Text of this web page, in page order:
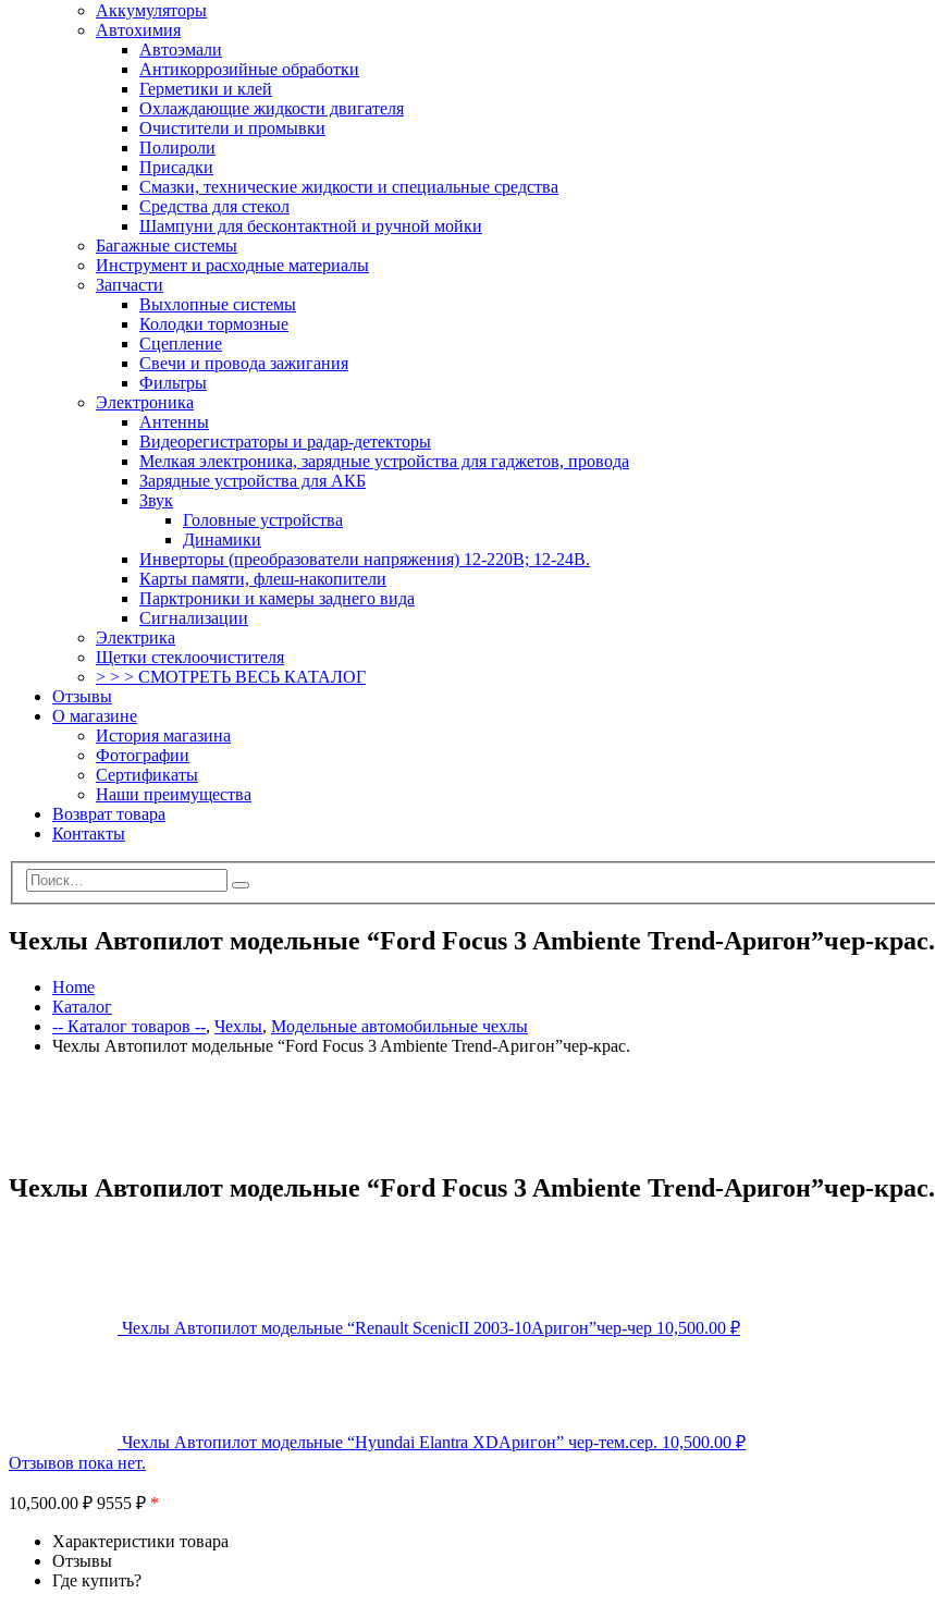
Аккумуляторы
Автохимия
Автоэмали
Антикоррозийные обработки
Герметики и клей
Охлаждающие жидкости двигателя
Очистители и промывки
Полироли
Присадки
Смазки, технические жидкости и специальные средства
Средства для стекол
Шампуни для бесконтактной и ручной мойки
Багажные системы
Инструмент и расходные материалы
Запчасти
Выхлопные системы
Колодки тормозные
Сцепление
Свечи и провода зажигания
Фильтры
Электроника
Антенны
Видеорегистраторы и радар-детекторы
Мелкая электроника, зарядные устройства для гаджетов, провода
Зарядные устройства для АКБ
Звук
Головные устройства
Динамики
Инверторы (преобразователи напряжения) 12-220В; 12-24В.
Карты памяти, флеш-накопители
Парктроники и камеры заднего вида
Сигнализации
Электрика
Щетки стеклоочистителя
> > > СМОТРЕТЬ ВЕСЬ КАТАЛОГ
Отзывы
О магазине
История магазина
Фотографии
Сертификаты
Наши преимущества
Возврат товара
Контакты
Чехлы Автопилот модельные “Ford Focus 3 Ambiente Trend-Аригон”чер-крас.
Home
Каталог
-- Каталог товаров --, Чехлы, Модельные автомобильные чехлы
Чехлы Автопилот модельные “Ford Focus 3 Ambiente Trend-Аригон”чер-крас.
Чехлы Автопилот модельные “Ford Focus 3 Ambiente Trend-Аригон”чер-крас.
Чехлы Автопилот модельные “Renault ScenicII 2003-10Аригон”чер-чер 10,500.00 ₽
Чехлы Автопилот модельные “Hyundai Elantra XDАригон” чер-тем.сер. 10,500.00 ₽
Отзывов пока нет.
10,500.00 ₽ 9555 ₽ *
Характеристики товара
Отзывы
Где купить?